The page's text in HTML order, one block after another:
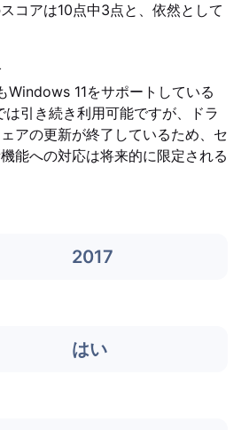
コアは10点中3点と、依然として
Windows 11をサポートしている
は引き続き利用可能ですが、ドラ
アの更新が終了しているため、セ
能への対応は将来的に限定される
2017
はい